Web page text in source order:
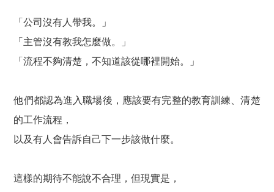
「公司沒有人帶我。」
「主管沒有教我怎麼做。」
「流程不夠清楚，不知道該從哪裡開始。」
他們都認為進入職場後，應該要有完整的教育訓練、清楚
的工作流程，
以及有人會告訴自己下一步該做什麼。
這樣的期待不能說不合理，但現實是，